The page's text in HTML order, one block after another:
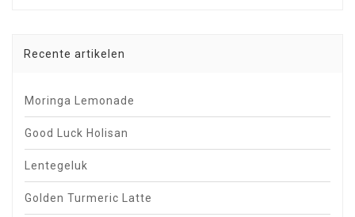
Recente artikelen
Moringa Lemonade
Good Luck Holisan
Lentegeluk
Golden Turmeric Latte